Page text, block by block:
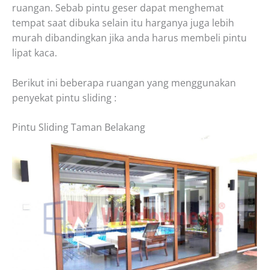
ruangan. Sebab pintu geser dapat menghemat
tempat saat dibuka selain itu harganya juga lebih
murah dibandingkan jika anda harus membeli pintu
lipat kaca.
Berikut ini beberapa ruangan yang menggunakan
penyekat pintu sliding :
Pintu Sliding Taman Belakang